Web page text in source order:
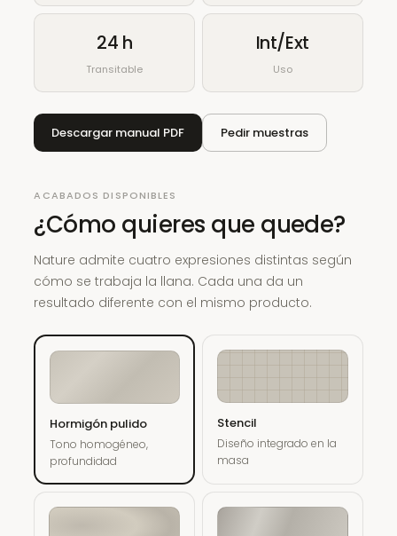
24 h
Transitable
Int/Ext
Uso
Descargar manual PDF Pedir muestras
ACABADOS DISPONIBLES
¿Cómo quieres que quede?
Nature admite cuatro expresiones distintas según
cómo se trabaja la llana. Cada una da un
resultado diferente con el mismo producto.
Hormigón pulido
Tono homogéneo,
profundidad
Stencil
Diseño integrado en la
masa